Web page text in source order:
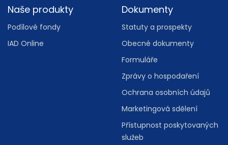
Footer
Naše produkty
Podílové fondy
IAD Online
Dokumenty
Statuty a prospekty
Obecné dokumenty
Formuláře
Zprávy o hospodaření
Ochrana osobních údajů
Marketingová sdělení
Přístupnost poskytovaných
služeb